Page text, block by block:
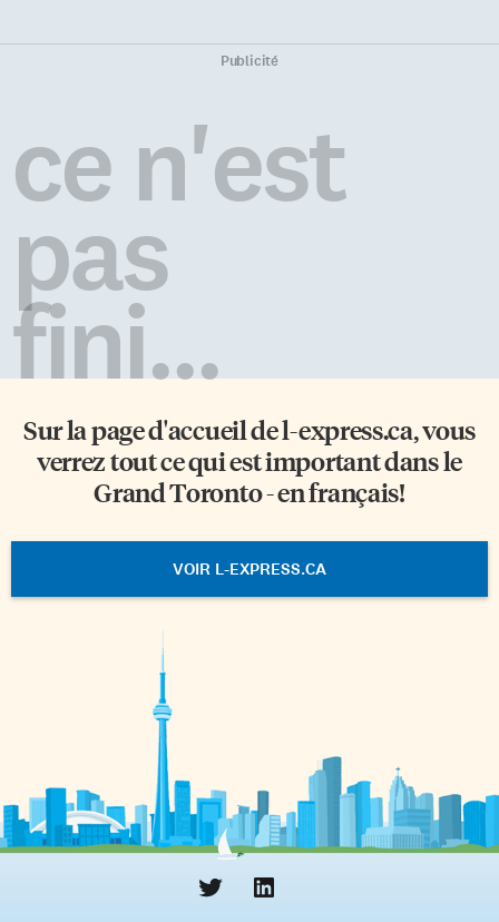
Publicité
ce n'est
pas
fini...
Sur la page d'accueil del-express.ca, vous
verrez tout ce qui est important dans le
Grand Toronto - en français!
VOIR L-EXPRESS.CA